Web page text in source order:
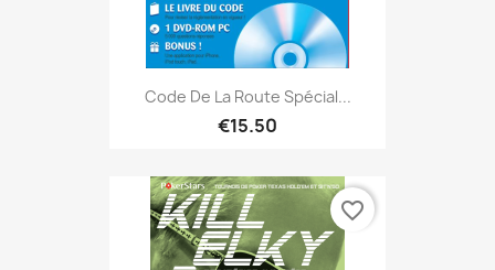
Code De La Route Spécial...
€15.50
favorite_border